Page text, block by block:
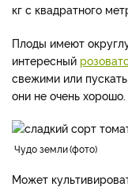
кг с квадратного
Плоды имеют
интересный
свежими или
они не очень хорошо.
Чудо земли фото
Может